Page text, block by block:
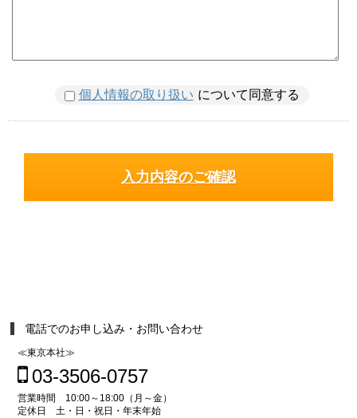
個人情報の取り扱い について同意する
電話でのお申し込み・お問い合わせ
≪東京本社≫
03-3506-0757
営業時間 10:00～18:00（月～金）
定休日 土・日・祝日・年末年始